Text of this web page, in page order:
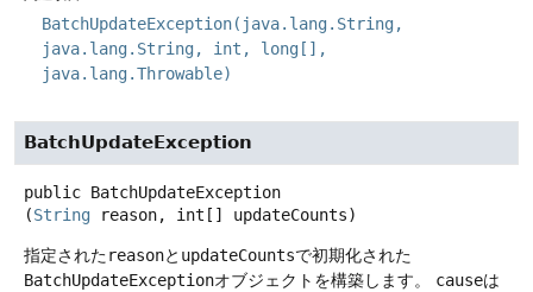
BatchUpdateException(java.lang.String,
java.lang.String, int, long[],
java.lang.Throwable)
BatchUpdateException
public BatchUpdateException
(String reason, int[] updateCounts)
指定されたreasonと updateCountsで初期化された
BatchUpdateExceptionオブジェクトを構築します。 causeは